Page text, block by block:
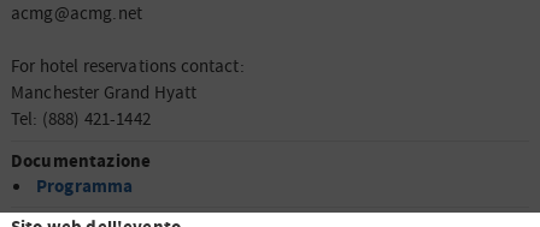
acmg@acmg.net
For hotel reservations contact:
Manchester Grand Hyatt
Tel: (888) 421-1442
Documentazione
Programma